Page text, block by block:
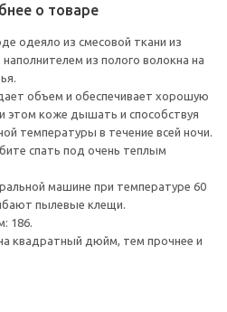
о товаре
одеяло из смесовой ткани из
из полого волокна на
объем и обеспечивает хорошую
этом коже дышать и способствуя
температуры в течение всей ночи.
спать под очень теплым
машине при температуре 60
пылевые клещи.
186.
квадратный дюйм, тем прочнее и